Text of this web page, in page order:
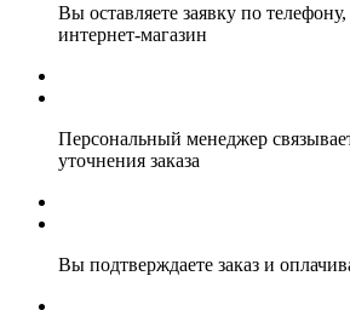
Вы оставляете заявку по
интернет-магазин
Персональный менеджер
уточнения заказа
Вы подтверждаете заказ и